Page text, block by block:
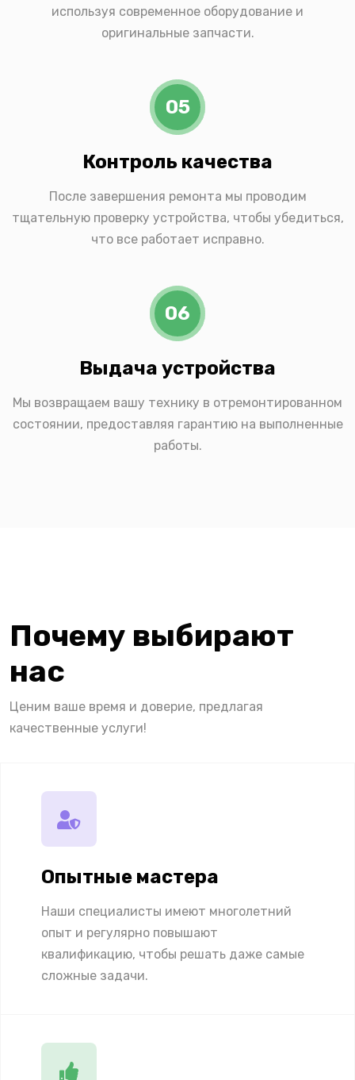
используя современное оборудование и
оригинальные запчасти.
05
Контроль качества
После завершения ремонта мы проводим
тщательную проверку устройства, чтобы убедиться,
что все работает исправно.
06
Выдача устройства
Мы возвращаем вашу технику в отремонтированном
состоянии, предоставляя гарантию на выполненные
работы.
Почему выбирают
нас
Ценим ваше время и доверие, предлагая
качественные услуги!
Опытные мастера
Наши специалисты имеют многолетний
опыт и регулярно повышают
квалификацию, чтобы решать даже самые
сложные задачи.